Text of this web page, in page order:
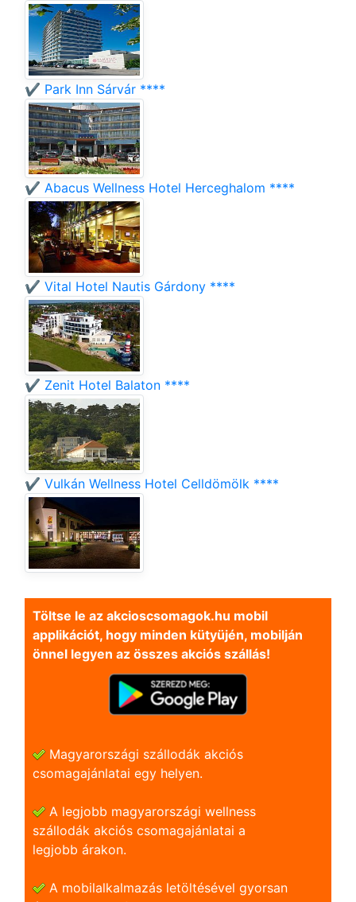
✔️ Park Inn Sárvár ****
✔️ Abacus Wellness Hotel Herceghalom ****
✔️ Vital Hotel Nautis Gárdony ****
✔️ Zenit Hotel Balaton ****
✔️ Vulkán Wellness Hotel Celldömölk ****
Töltse le az akcioscsomagok.hu mobil
applikációt, hogy minden kütyüjén, mobilján
önnel legyen az összes akciós szállás!
Magyarországi szállodák akciós
csomagajánlatai egy helyen.
A legjobb magyarországi wellness
szállodák akciós csomagajánlatai a
legjobb árakon.
A mobilalkalmazás letöltésével gyorsan